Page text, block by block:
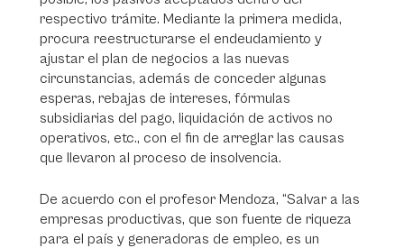
respectivo trámite. Mediante la primera medida,
procura reestructurarse el endeudamiento y
ajustar el plan de negocios a las nuevas
circunstancias, además de conceder algunas
esperas, rebajas de intereses, fórmulas
subsidiarias del pago, liquidación de activos no
operativos, etc., con el fin de arreglar las causas
que llevaron al proceso de insolvencia.
De acuerdo con el profesor Mendoza, “Salvar a las
empresas productivas, que son fuente de riqueza
para el país y generadoras de empleo, es un